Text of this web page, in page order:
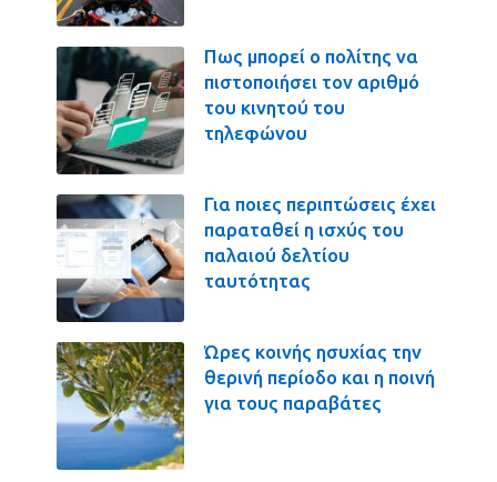
Πως μπορεί ο πολίτης να
πιστοποιήσει τον αριθμό
του κινητού του
τηλεφώνου
Για ποιες περιπτώσεις έχει
παραταθεί η ισχύς του
παλαιού δελτίου
ταυτότητας
Ώρες κοινής ησυχίας την
θερινή περίοδο και η ποινή
για τους παραβάτες